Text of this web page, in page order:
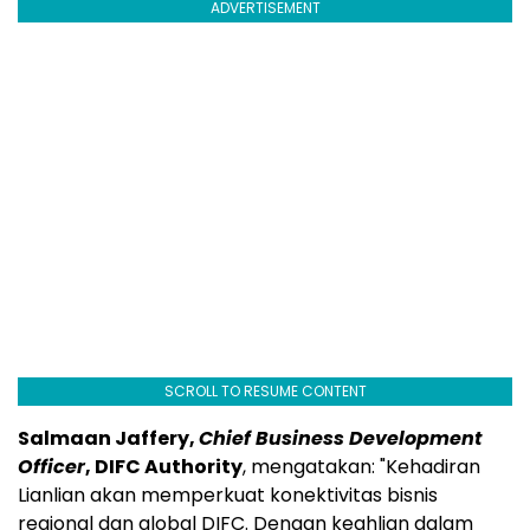
ADVERTISEMENT
SCROLL TO RESUME CONTENT
Salmaan Jaffery,Chief Business Development
Officer, DIFC Authority, mengatakan: "Kehadiran
Lianlian akan memperkuat konektivitas bisnis
regional dan global DIFC. Dengan keahlian dalam